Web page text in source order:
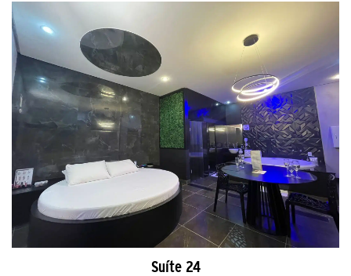
Suíte 24